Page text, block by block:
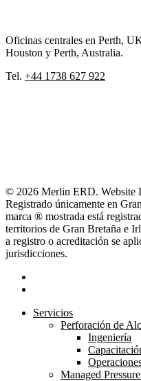
Oficinas centrales en Perth,
Houston y Perth, Australia.
Tel. +44 1738 627 922
© 2026 Merlin ERD. Website
Registrado únicamente en
marca ® mostrada está
territorios de Gran Bretaña e
a registro o acreditación se
jurisdicciones.
Close
Servicios
Perforación de
Ingeniería
Managed